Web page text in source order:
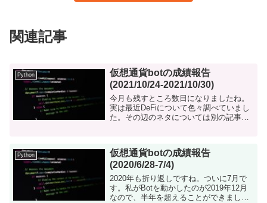
関連記事
Python
仮想通貨botの成績報告
(2021/10/24-2021/10/30)
今月も残すところ数日になりましたね。
実は最近DeFiについて色々調べていまし
た。その辺のネタについては別の記事を
人たちは勘違いしそうなくらい堅調な動
きです。 ...
Python
仮想通貨botの成績報告
(2020/6/28-7/4)
2020年も折り返しですね。ついに7月で
す。私がBotを動かしたのが2019年12月
なので、半年を超えることができまし